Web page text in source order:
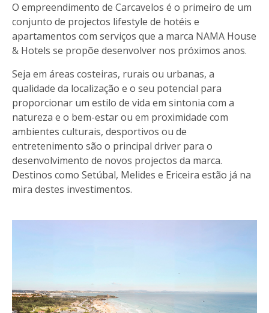
O empreendimento de Carcavelos é o primeiro de um
conjunto de projectos lifestyle de hotéis e
apartamentos com serviços que a marca NAMA House
& Hotels se propõe desenvolver nos próximos anos.
Seja em áreas costeiras, rurais ou urbanas, a
qualidade da localização e o seu potencial para
proporcionar um estilo de vida em sintonia com a
natureza e o bem-estar ou em proximidade com
ambientes culturais, desportivos ou de
entretenimento são o principal driver para o
desenvolvimento de novos projectos da marca.
Destinos como Setúbal, Melides e Ericeira estão já na
mira destes investimentos.